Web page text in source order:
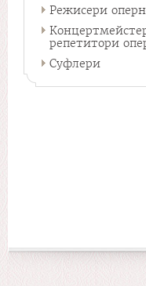
Режисери
репетитори
Суфлери